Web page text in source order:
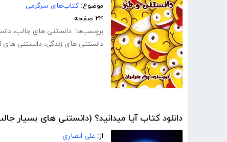
موضوع: کتاب‌های سرگرمی
۲۴ صفحه
برچسب‌ها: دانستنی های جالب،
دانستنی های زندگی، دانستنی های
دانلود کتاب آیا میدانید؟ (دانستنی های بسیار
از: علی انصاری